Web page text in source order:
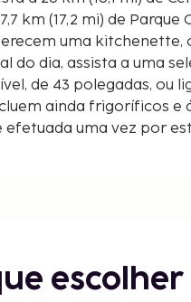
km (17,2 mi) de Parque
uma kitchenette,
do dia, assista a uma
de 43 polegadas, ou
ainda frigoríficos e
uma vez por
7,9 mi
do Paraíso - 15,5
escolher